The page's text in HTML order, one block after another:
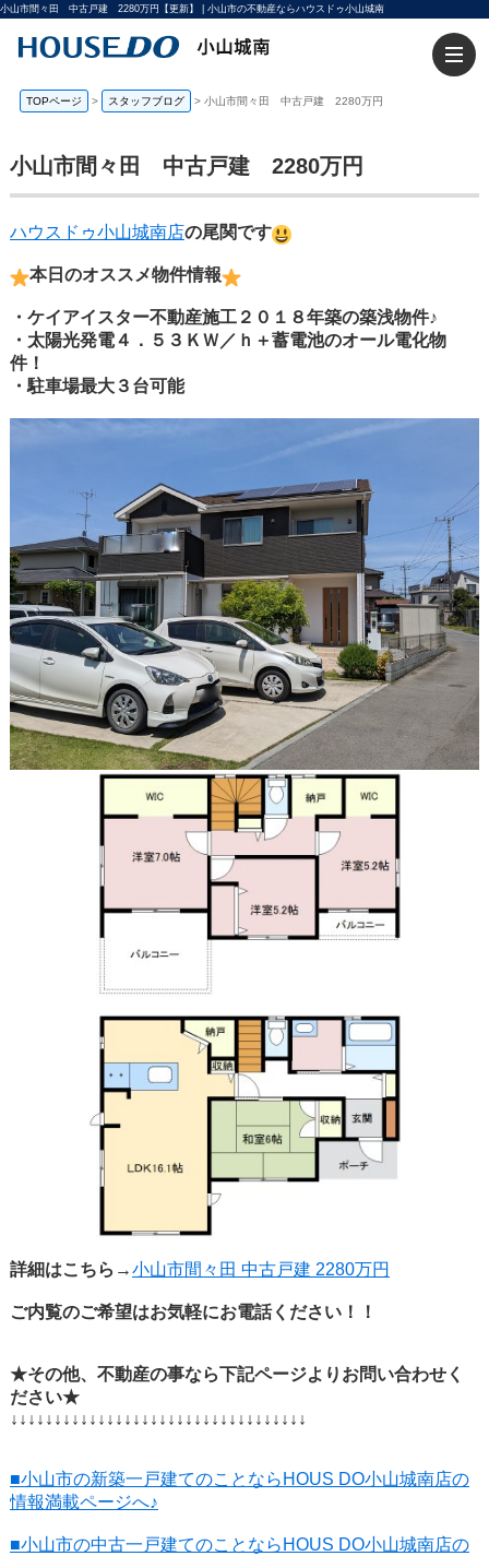
小山市間々田 中古戸建 2280万円【更新】 | 小山市の不動産ならハウスドゥ小山城南
TOPページ > スタッフブログ > 小山市間々田 中古戸建 2280万円
小山市間々田 中古戸建 2280万円
ハウスドゥ小山城南店の尾関です
本日のオススメ物件情報
・ケイアイスター不動産施工２０１８年築の築浅物件♪
・太陽光発電４．５３ＫＷ／ｈ＋蓄電池のオール電化物
件！
・駐車場最大３台可能
詳細はこちら→小山市間々田 中古戸建 2280万円
ご内覧のご希望はお気軽にお電話ください！！
★その他、不動産の事なら下記ページよりお問い合わせく
ださい★
↓↓↓↓↓↓↓↓↓↓↓↓↓↓↓↓↓↓↓↓↓↓↓↓↓↓↓↓↓↓↓↓↓↓
■小山市の新築一戸建てのことならHOUS DO小山城南店の
情報満載ページへ♪
■小山市の中古一戸建てのことならHOUS DO小山城南店の